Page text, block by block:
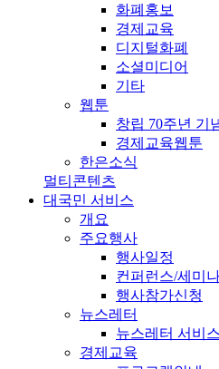
화폐홍보
경제교육
디지털화폐
소셜미디어
기타
웹툰
창립 70주년 기
경제교육웹툰
한은소식
멀티콘텐츠
대국민 서비스
개요
주요행사
행사일정
컨퍼런스/세미
행사참가신청
뉴스레터
뉴스레터 서비
경제교육